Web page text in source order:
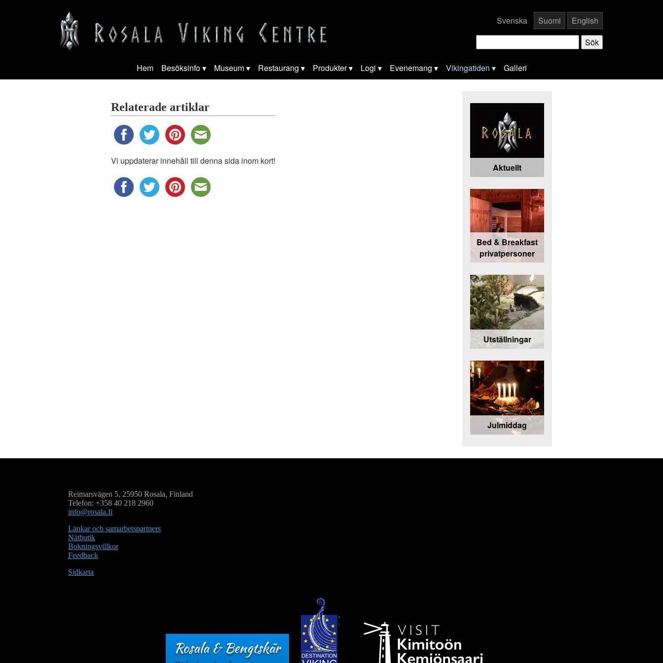
Svenska Suomi English
Hem Besöksinfo Museum Restaurang Produkter Logi Evenemang Vikingatiden Galleri
Relaterade artiklar
Vi uppdaterar innehåll till denna sida inom kort!
Aktuellt
Bed & Breakfast
privatpersoner
Utställningar
Julmiddag
Reimarsvägen 5, 25950 Rosala, Finland
Telefon: +358 40 218 2960
info@rosala.fi
Länkar och samarbetspartners
Nätbutik
Bokningsvillkor
Feedback
Sidkarta